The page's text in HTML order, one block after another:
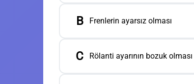
B Frenlerin ayarsız olması
C Rölanti ayarının bozuk olması